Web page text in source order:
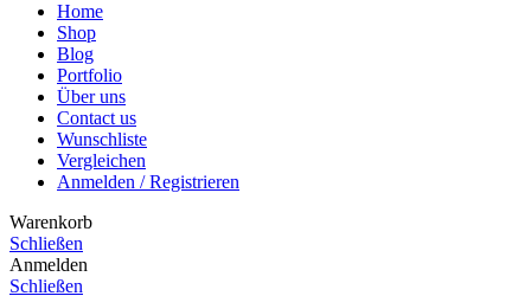
Home
Shop
Blog
Portfolio
Über uns
Contact us
Wunschliste
Vergleichen
Anmelden / Registrieren
Warenkorb
Schließen
Anmelden
Schließen